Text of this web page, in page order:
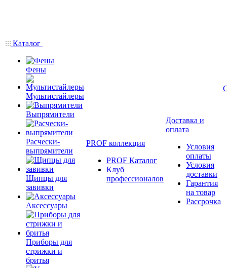
Каталог
Фены
Мультистайлеры
Выпрямители
Расчески-
выпрямители
Щипцы для
завивки
Аксессуары
Приборы для
стрижки и
бритья
PROF коллекция
PROF Каталог
Клуб
профессионалов
Доставка и
оплата
Условия
оплаты
Условия
доставки
Гарантия
на товар
Рассрочка